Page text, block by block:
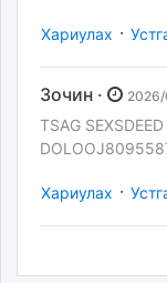
Хариулах ·
Зочин ·
TSAG
Хариулах ·